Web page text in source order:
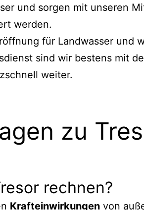
und sorgen mit unseren
werden.
für Landwasser und
sind wir bestens mit
weiter.
zu
rechnen?
Krafteinwirkungen von